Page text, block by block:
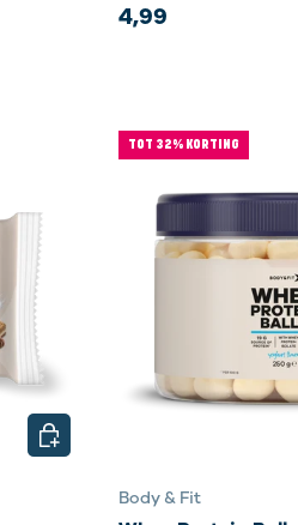
4,99
KIES MOGELIJKHEDEN
TOT 32% KORTING
Body & Fit